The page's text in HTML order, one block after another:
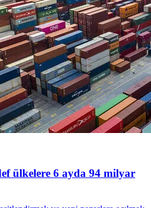
ülkelere 6 ayda 94 milyar